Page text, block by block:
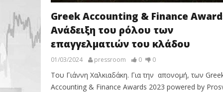
Greek Accounting & Finance
Ανάδειξη του ρόλου των
επαγγελματιών του κλάδου
01/03/2024 pressroom 0 0
Του Γιάννη Χαλκιαδάκη. Για την απονομή, των
Accounting & Finance Awards 2023 powered by